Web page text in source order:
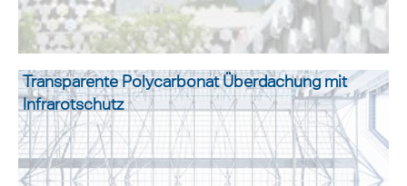
Transparente Polycarbonat Überdachung mit
Infrarotschutz